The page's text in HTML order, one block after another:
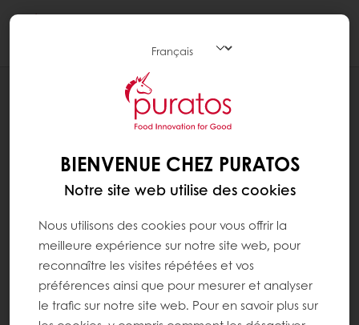
RECETTES
CRAQUELIN
BIENVENUE CHEZ PURATOS
Notre site web utilise des cookies
Nous utilisons des cookies pour vous offrir la
meilleure expérience sur notre site web, pour
reconnaître les visites répétées et vos
préférences ainsi que pour mesurer et analyser
le trafic sur notre site web. Pour en savoir plus sur